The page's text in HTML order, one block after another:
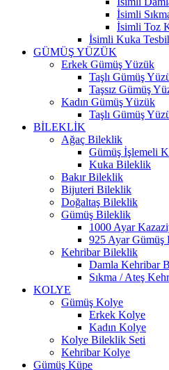
İsimli
İsimli Toz
İsimli Kuka
GÜMÜŞ YÜZÜK
Erkek Gümüş Yüzük
Taşlı Gümüş
Taşsız Gümüş
Kadın Gümüş Yüzük
Taşlı Gümüş
BİLEKLİK
Ağaç Bileklik
Gümüş İşlemeli
Kuka Bileklik
Bakır Bileklik
Bijuteri Bileklik
Doğaltaş Bileklik
Gümüş Bileklik
1000 Ayar
925 Ayar
Kehribar Bileklik
Damla Kehribar
Sıkma / Ateş
KOLYE
Gümüş Kolye
Erkek Kolye
Kadın Kolye
Kolye Bileklik Seti
Kehribar Kolye
Gümüş Küpe